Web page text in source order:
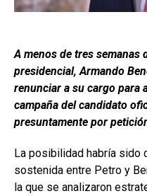
A menos de tres semanas
presidencial, Armando
renunciar a su cargo para
campaña del candidato
presuntamente por
La posibilidad habría sido
sostenida entre Petro y
la que se analizaron